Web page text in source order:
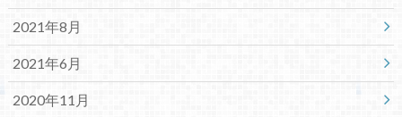
2021年8月
2021年6月
2020年11月